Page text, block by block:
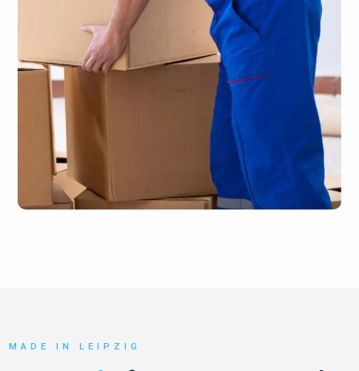
MADE IN LEIPZIG